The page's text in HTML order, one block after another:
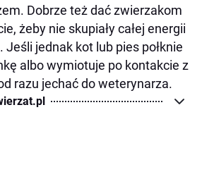
Dobrze też dać zwierzakom
żeby nie skupiały całej energii
Jeśli jednak kot lub pies połknie
albo wymiotuje po kontakcie z
razu jechać do weterynarza.